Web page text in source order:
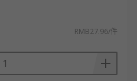
关独立控制。这种设
用于工业控制领域。
开关通过直接插入
。这种开关接触可
作的环境。
RMB27.96/件